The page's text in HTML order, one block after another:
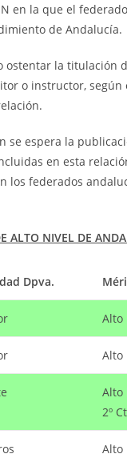
en la que el
de Andalucía.
la titulación
o instructor,
se espera la
en esta
los federados
ALTO NIVEL DE
Dpva.
Alto
Alto
Alto
2º
Alto